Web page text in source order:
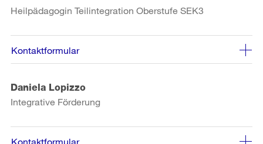
Heilpädagogin Teilintegration Oberstufe SEK3
Kontaktformular
Daniela Lopizzo
Integrative Förderung
Kontaktformular